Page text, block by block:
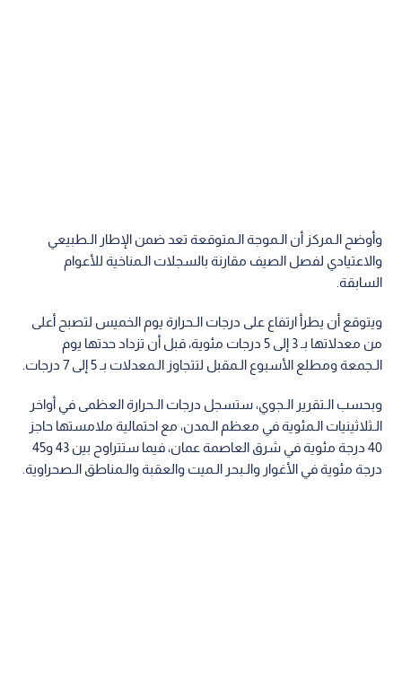
وأوضح الـمركز أن الـموجة الـمتوقعة تعد ضمن الإطار الـطبيعي
والاعتيادي لفصل الصيف مقارنة بالسجلات الـمناخية للأعوام
السابقة.
ويتوقع أن يطرأ ارتفاع على درجات الـحرارة يوم الخميس لتصبح أعلى
من معدلاتها بـ 3 إلى 5 درجات مئوية، قبل أن تزداد حدتها يوم
الـجمعة ومطلع الأسبوع الـمقبل لتتجاوز الـمعدلات بـ 5 إلى 7 درجات.
وبحسب الـتقرير الـجوي، ستسجل درجات الـحرارة العظمى في أواخر
الـثلاثينيات الـمئوية في معظم الـمدن، مع احتمالية ملامستها حاجز
40 درجة مئوية في شرق العاصمة عمان، فيما ستتراوح بين 43 و45
درجة مئوية في الأغوار والـبحر الـميت والعقبة والـمناطق الـصحراوية.